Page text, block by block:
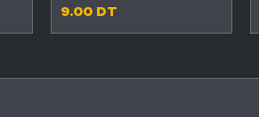
9.00 DT